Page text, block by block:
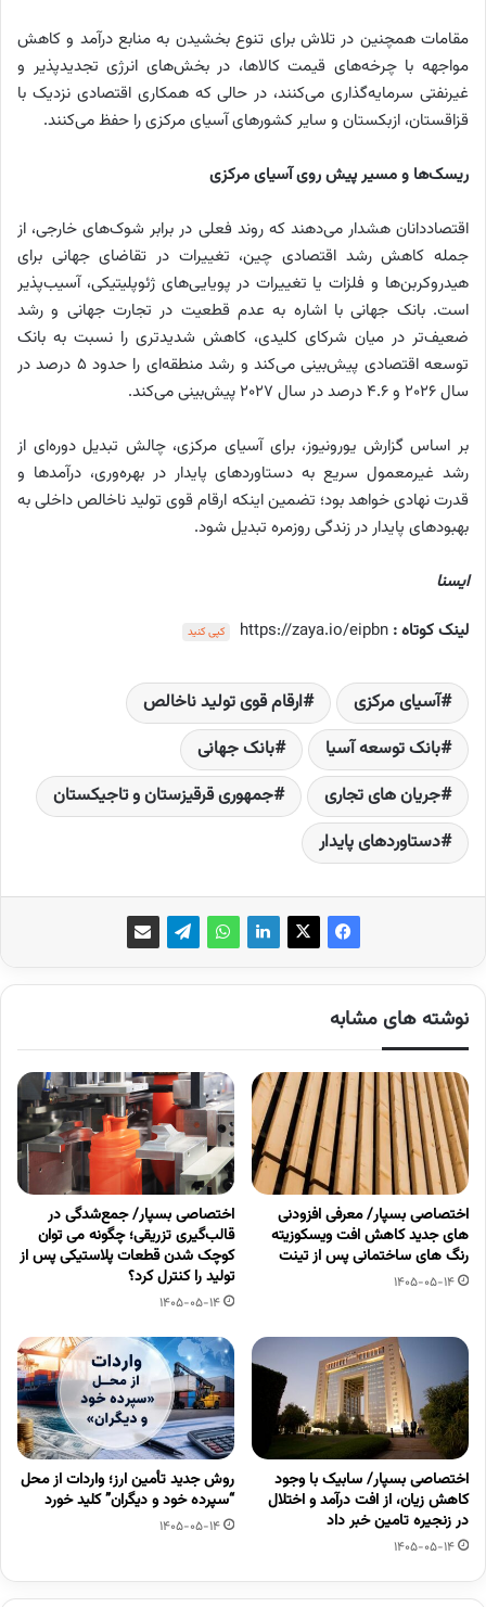
مقامات همچنین در تلاش برای تنوع بخشیدن به منابع درآمد و کاهش
مواجهه با چرخه‌های قیمت کالاها، در بخش‌های انرژی تجدیدپذیر و
غیرنفتی سرمایه‌گذاری می‌کنند، در حالی که همکاری اقتصادی نزدیک با
قزاقستان، ازبکستان و سایر کشورهای آسیای مرکزی را حفظ می‌کنند.
ریسک‌ها و مسیر پیش روی آسیای مرکزی
اقتصاددانان هشدار می‌دهند که روند فعلی در برابر شوک‌های خارجی، از
جمله کاهش رشد اقتصادی چین، تغییرات در تقاضای جهانی برای
هیدروکربن‌ها و فلزات یا تغییرات در پویایی‌های ژئوپلیتیکی، آسیب‌پذیر
است. بانک جهانی با اشاره به عدم قطعیت در تجارت جهانی و رشد
ضعیف‌تر در میان شرکای کلیدی، کاهش شدیدتری را نسبت به بانک
توسعه اقتصادی پیش‌بینی می‌کند و رشد منطقه‌ای را حدود ۵ درصد در
سال ۲۰۲۶ و ۴.۶ درصد در سال ۲۰۲۷ پیش‌بینی می‌کند.
بر اساس گزارش یورونیوز، برای آسیای مرکزی، چالش تبدیل دوره‌ای از
رشد غیرمعمول سریع به دستاوردهای پایدار در بهره‌وری، درآمدها و
قدرت نهادی خواهد بود؛ تضمین اینکه ارقام قوی تولید ناخالص داخلی به
بهبودهای پایدار در زندگی روزمره تبدیل شود.
ایسنا
لینک کوتاه : https://zaya.io/eipbn کپی کنید
آسیای مرکزی
ارقام قوی تولید ناخالص
بانک توسعه آسیا
بانک جهانی
جریان های تجاری
جمهوری قرقیزستان و تاجیکستان
دستاوردهای پایدار
نوشته های مشابه
اختصاصی بسپار/ معرفی افزودنی
های جدید کاهش افت ویسکوزیته
رنگ های ساختمانی پس از تینت
1405-05-14
اختصاصی بسپار/ جمع‌شدگی در
قالب‌گیری تزریقی؛ چگونه می توان
کوچک شدن قطعات پلاستیکی پس از
تولید را کنترل کرد؟
1405-05-14
اختصاصی بسپار/ سابیک با وجود
کاهش زیان، از افت درآمد و اختلال
در زنجیره تامین خبر داد
1405-05-14
روش جدید تأمین ارز؛ واردات از محل
“سپرده خود و دیگران” کلید خورد
1405-05-14